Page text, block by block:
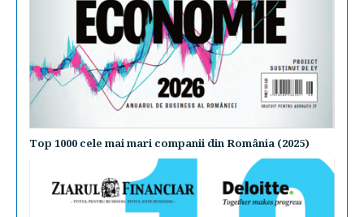
Top 1000 cele mai mari companii din România (2025)